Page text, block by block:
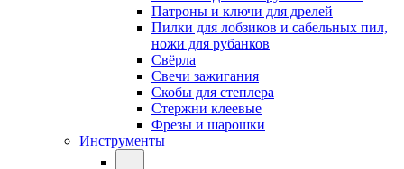
Патроны и ключи для дрелей
Пилки для лобзиков и сабельных пил,
ножи для рубанков
Свёрла
Свечи зажигания
Скобы для степлера
Стержни клеевые
Фрезы и шарошки
Инструменты